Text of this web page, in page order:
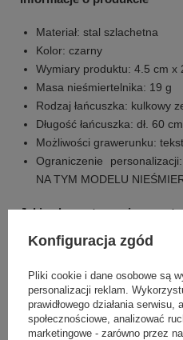
Materiał: stal szlachetna
Kolor: czarny
Wymiary produktu: 4.5 cm x
Masa nieśmiertelnika: 19 g
Rodzaj łańcuszka: kulkowy
Długość łańcuszka: dł. 60
Możliwości grawerunku:
Ograniczenie
NA TYM MODELU
Jakie elementy zawiera
Nieśmiertelnik ze stali
stronach nieśmiertelnika -
Granatowe pudełeczko z
Torebka prezentowa ze
Konfiguracja zgód
Pliki cookie i dane osobowe są
personalizacji reklam.
prawidłowego działania serwisu,
społecznościowe, analizować
marketingowe - zarówno przez